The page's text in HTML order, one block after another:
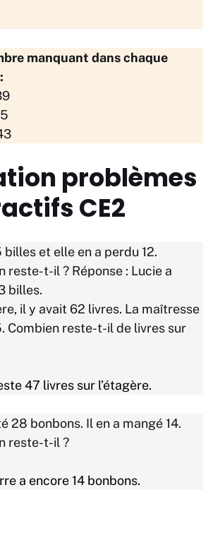
manquant dans chaque
problèmes
CE2
et elle en a perdu 12.
reste-t-il ? Réponse : Lucie a
billes.
il y avait 62 livres. La maîtresse
Combien reste-t-il de livres sur
47 livres sur l’étagère.
28 bonbons. Il en a mangé 14.
reste-t-il ?
a encore 14 bonbons.